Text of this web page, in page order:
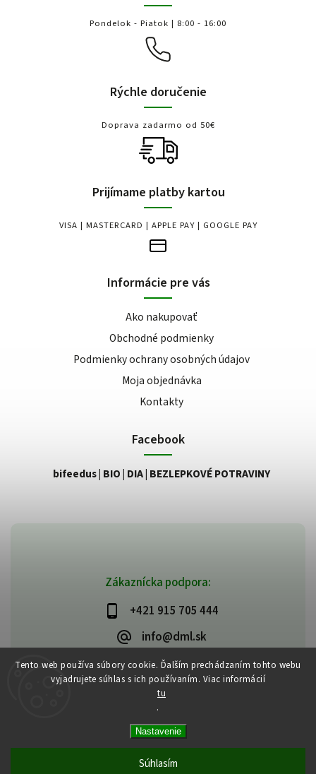
Tento web používa súbory cookie. Ďalším prechádzaním tohto webu
vyjadrujete súhlas s ich používaním. Viac informácií
tu
.
Nastavenie
Súhlasím
Zákaznícka podpora:
+421 915 705 444
info@dml.sk
Pondelok - Piatok | 8:00 - 16:00
Rýchle doručenie
Doprava zadarmo od 50€
Prijímame platby kartou
VISA | MASTERCARD | APPLE PAY | GOOGLE PAY
Informácie pre vás
Ako nakupovať
Obchodné podmienky
Podmienky ochrany osobných údajov
Moja objednávka
Kontakty
Facebook
bifeedus | BIO | DIA | BEZLEPKOVÉ POTRAVINY
bifeedus | BIO | DIA | BEZLEPKOVÉ POTRAVINY
práva vyhradené.
Shoptet | Design